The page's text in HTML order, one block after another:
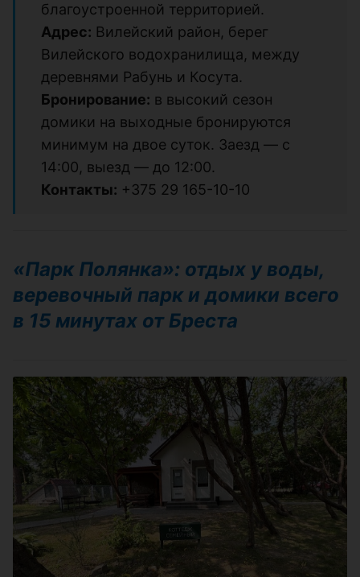
благоустроенной территорией.
Адрес: Вилейский район, берег
Вилейского водохранилища, между
деревнями Рабунь и Косута.
Бронирование: в высокий сезон
домики на выходные бронируются
минимум на двое суток. Заезд — с
14:00, выезд — до 12:00.
Контакты: +375 29 165-10-10
«Парк Полянка»: отдых у воды,
веревочный парк и домики всего
в 15 минутах от Бреста